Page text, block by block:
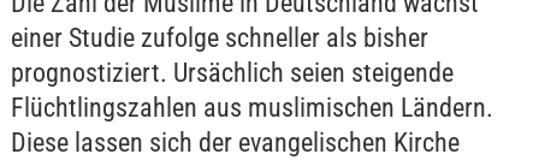
einer Studie zufolge schneller als bisher
prognostiziert. Ursächlich seien steigende
Flüchtlingszahlen aus muslimischen Ländern.
Diese lassen sich der evangelischen Kirche